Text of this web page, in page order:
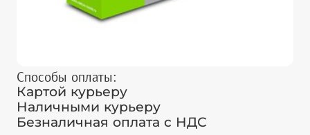
Способы оплаты:
Картой курьеру
Наличными курьеру
Безналичная оплата с НДС